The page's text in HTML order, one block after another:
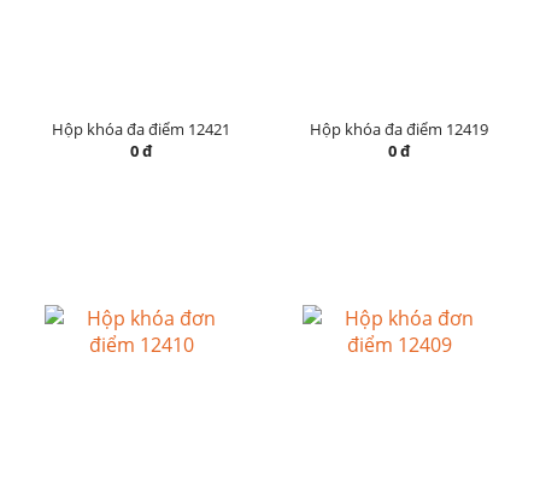
Hộp khóa đa điểm 12421
0 đ
Hộp khóa đa điểm 12419
0 đ